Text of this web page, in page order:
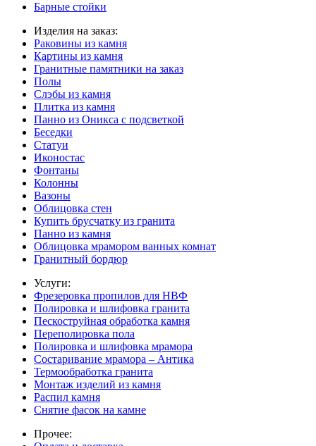
Барные стойки
Изделия на заказ:
Раковины из камня
Картины из камня
Гранитные памятники на заказ
Полы
Слэбы из камня
Плитка из камня
Панно из Оникса с подсветкой
Беседки
Статуи
Иконостас
Фонтаны
Колонны
Вазоны
Облицовка стен
Купить брусчатку из гранита
Панно из камня
Облицовка мрамором ванных комнат
Гранитный бордюр
Услуги:
Фрезеровка пропилов для НВФ
Полировка и шлифовка гранита
Пескоструйная обработка камня
Переполировка пола
Полировка и шлифовка мрамора
Состаривание мрамора – Антика
Термообработка гранита
Монтаж изделий из камня
Распил камня
Снятие фасок на камне
Прочее: